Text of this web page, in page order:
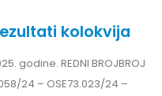
kolokvija
godine. REDNI BROJBROJ
24 – OSE73.023/24 –